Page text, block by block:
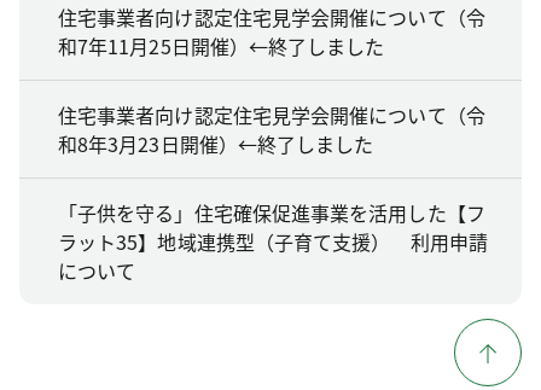
住宅事業者向け認定住宅見学会開催について（令
和7年11月25日開催）←終了しました
住宅事業者向け認定住宅見学会開催について（令
和8年3月23日開催）←終了しました
「子供を守る」住宅確保促進事業を活用した【フ
ラット35】地域連携型（子育て支援） 利用申請
について